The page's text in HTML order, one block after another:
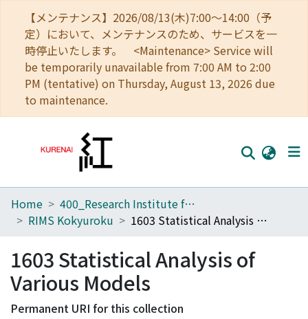
【メンテナンス】2026/08/13(木)7:00～14:00（予
定）において、メンテナンスのため、サービスを一
時停止いたします。 <Maintenance> Service will
be temporarily unavailable from 7:00 AM to 2:00
PM (tentative) on Thursday, August 13, 2026 due
to maintenance.
Home
Browse
Download Ranking
Home
400_Research Institute for Mathematical Sciences
RIMS Kokyuroku
1603 Statistical Analysis of Various Models
1603 Statistical Analysis of
Various Models
Permanent URI for this collection